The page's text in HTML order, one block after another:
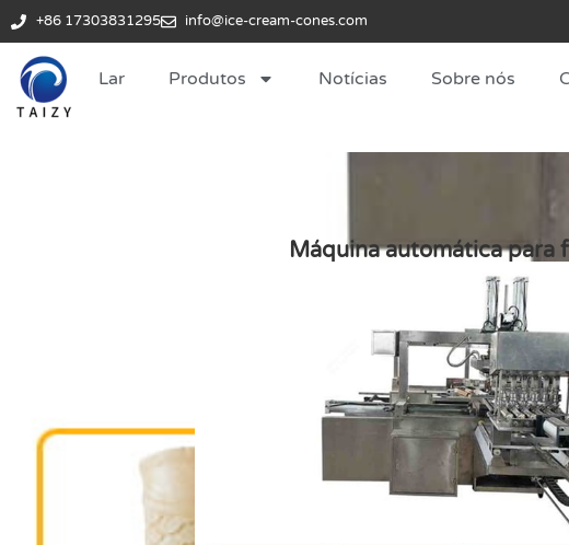
+86 17303831295 info@ice-cream-cones.com
Lar Produtos Notícias Sobre nós
Máquina automática para